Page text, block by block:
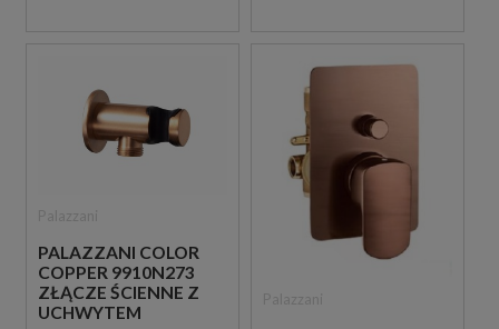
PALAZZANI COLOR
COPPER 9910N273
ZŁĄCZE ŚCIENNE Z
UCHWYTEM